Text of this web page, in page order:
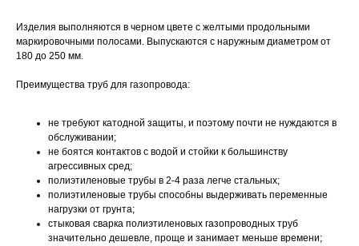
Изделия выполняются в черном цвете с желтыми продольными
маркировочными полосами. Выпускаются с наружным диаметром от
180 до 250 мм.
Преимущества труб для газопровода:
не требуют катодной защиты, и поэтому почти не нуждаются в
обслуживании;
не боятся контактов с водой и стойки к большинству
агрессивных сред;
полиэтиленовые трубы в 2-4 раза легче стальных;
полиэтиленовые трубы способны выдерживать переменные
нагрузки от грунта;
стыковая сварка полиэтиленовых газопроводных труб
значительно дешевле, проще и занимает меньше времени;